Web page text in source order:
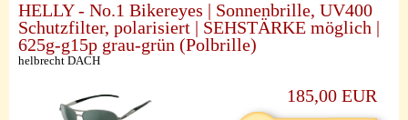
HELLY - No.1 Bikereyes | Sonnenbrille, UV400
Schutzfilter, polarisiert | SEHSTÄRKE möglich |
625g-g15p grau-grün (Polbrille)
helbrecht DACH
185,00 EUR